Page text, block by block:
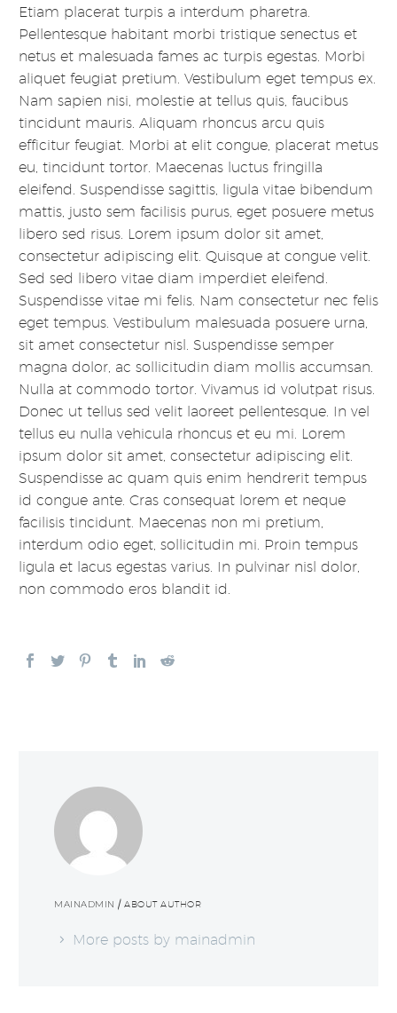
Etiam placerat turpis a interdum pharetra.
Pellentesque habitant morbi tristique senectus et
netus et malesuada fames ac turpis egestas. Morbi
aliquet feugiat pretium. Vestibulum eget tempus ex.
Nam sapien nisi, molestie at tellus quis, faucibus
tincidunt mauris. Aliquam rhoncus arcu quis
efficitur feugiat. Morbi at elit congue, placerat metus
eu, tincidunt tortor. Maecenas luctus fringilla
eleifend. Suspendisse sagittis, ligula vitae bibendum
mattis, justo sem facilisis purus, eget posuere metus
libero sed risus. Lorem ipsum dolor sit amet,
consectetur adipiscing elit. Quisque at congue velit.
Sed sed libero vitae diam imperdiet eleifend.
Suspendisse vitae mi felis. Nam consectetur nec felis
eget tempus. Vestibulum malesuada posuere urna,
sit amet consectetur nisl. Suspendisse semper
magna dolor, ac sollicitudin diam mollis accumsan.
Nulla at commodo tortor. Vivamus id volutpat risus.
Donec ut tellus sed velit laoreet pellentesque. In vel
tellus eu nulla vehicula rhoncus et eu mi. Lorem
ipsum dolor sit amet, consectetur adipiscing elit.
Suspendisse ac quam quis enim hendrerit tempus
id congue ante. Cras consequat lorem et neque
facilisis tincidunt. Maecenas non mi pretium,
interdum odio eget, sollicitudin mi. Proin tempus
ligula et lacus egestas varius. In pulvinar nisl dolor,
non commodo eros blandit id.
MAINADMIN / ABOUT AUTHOR
More posts by mainadmin